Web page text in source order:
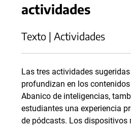
actividades
Texto | Actividades
Las tres actividades
profundizan en los
Abanico de inteligencias,
estudiantes una experiencia
de pódcasts. Los dispositivos